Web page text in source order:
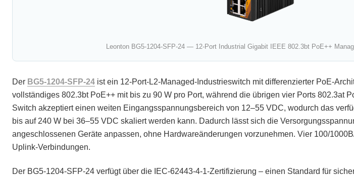
Leonton BG5-1204-SFP-24 — 12-Port Industrial Gigabit IEEE 802.3bt PoE++
Der BG5-1204-SFP-24 ist ein 12-Port-L2-Managed-Industrieswitch mit differenzierter PoE-
vollständiges 802.3bt PoE++ mit bis zu 90 W pro Port, während die übrigen vier Ports 802.3at
Switch akzeptiert einen weiten Eingangsspannungsbereich von 12–55 VDC, wodurch das
bis auf 240 W bei 36–55 VDC skaliert werden kann. Dadurch lässt sich die
angeschlossenen Geräte anpassen, ohne Hardwareänderungen vorzunehmen. Vier 100/
Uplink-Verbindungen.
Der BG5-1204-SFP-24 verfügt über die IEC-62443-4-1-Zertifizierung – einen Standard für